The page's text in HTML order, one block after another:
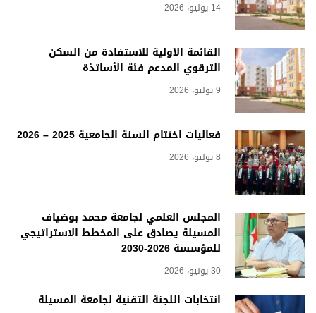
14 يوليو، 2026
القائمة الأولية للاستفادة من السكن
الترقوي المدعم فئة الأساتذة
9 يوليو، 2026
فعاليات اختتام السنة الجامعية 2025 – 2026
8 يوليو، 2026
المجلس العلمي لجامعة محمد بوضياف
المسيلة يصادق على المخطط الاستراتيجي
للمؤسسة 2026-2030
30 يونيو، 2026
انتخابات اللجنة التقنية لجامعة المسيلة